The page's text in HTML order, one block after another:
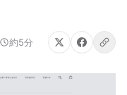
約5分